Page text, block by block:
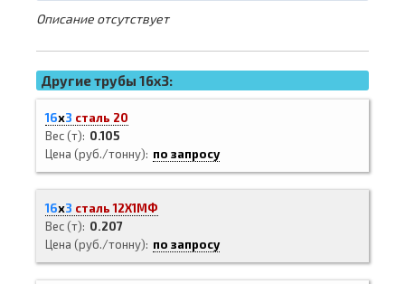
Описание отсутствует
Другие трубы 16x3:
16х3 сталь 20
Вес (т)
0.105
Цена (руб./тонну)
по запросу
16х3 сталь 12Х1МФ
Вес (т)
0.207
Цена (руб./тонну)
по запросу